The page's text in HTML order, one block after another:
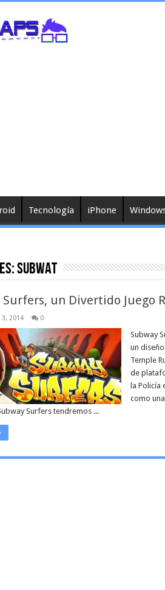
Tecnología iPhone
subwat
Surfers, un Divertido Juego
2014 0
Subway
un
Temple
de
la
como
Surfers tendremos ...